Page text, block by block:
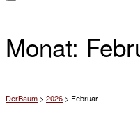
Monat:
DerBaum > 2026 > Februar